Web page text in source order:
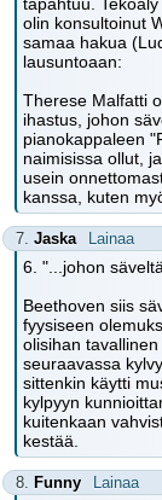
olin konsultoinut
samaa hakua
lausuntoaan:
Therese Malfatti
ihastus, johon
pianokappaleen
naimisissa ollut,
usein
kanssa, kuten
7. Jaska Lainaa
6. "...johon
Beethoven siis
fyysiseen
olisihan
seuraavassa
sittenkin käytti
kylpyyn
kuitenkaan
kestää.
8. Funny Lainaa